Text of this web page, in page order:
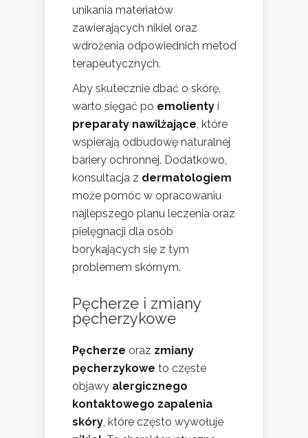
unikania materiałów
zawierających nikiel oraz
wdrożenia odpowiednich metod
terapeutycznych.
Aby skutecznie dbać o skórę,
warto sięgać po emolienty i
preparaty nawilżające, które
wspierają odbudowę naturalnej
bariery ochronnej. Dodatkowo,
konsultacja z dermatologiem
może pomóc w opracowaniu
najlepszego planu leczenia oraz
pielęgnacji dla osób
borykających się z tym
problemem skórnym.
Pęcherze i zmiany
pęcherzykowe
Pęcherze oraz zmiany
pęcherzykowe to częste
objawy alergicznego
kontaktowego zapalenia
skóry, które często wywołuje